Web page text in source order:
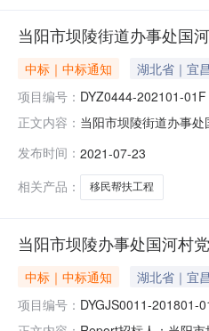
当阳市坝陵街道办事处国
中标｜中标通知 湖北省｜宜
项目编号： DYZ0444-202101-01F
正文内容： 当阳市坝陵街道办事
（http://www.ccgp-
发布时间： 2021-07-23
相关产品：
移民帮扶工程
当阳市坝陵办事处国河村
中标｜中标通知 湖北省｜宜
项目编号： DYGJS0011-201801-